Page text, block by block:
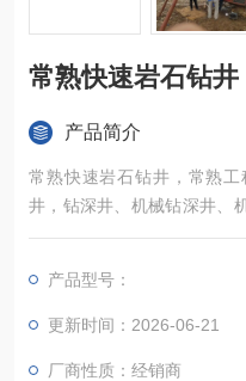
常熟快速岩石钻
产品简介
常熟快速岩石钻井，常熟
井，钻深井、机械钻深井、
井降水、基坑降水，技术力
产品型号：
更新时间：2026-06-21
厂商性质：经销商